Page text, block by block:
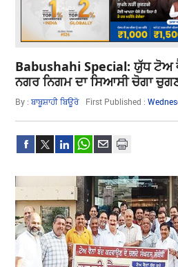
Babushahi Special: ਯੁੱਧ ਟੋਅ
ਨਗਰ ਨਿਗਮ ਦਾ ਸਿਆਸੀ ਚੋਗਾ
By :ਬਾਬੂਸ਼ਾਹੀ ਬਿਊਰੋ First Published :